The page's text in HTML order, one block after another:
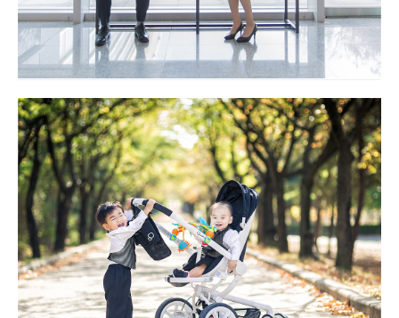
돌 야외촬영 대구돌스냅